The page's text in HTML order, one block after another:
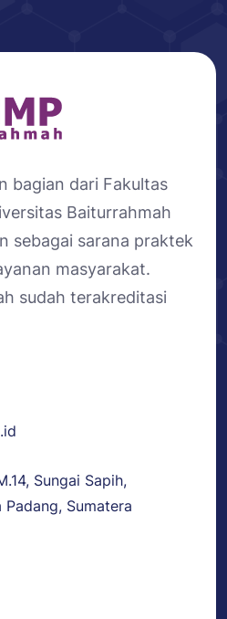
bagian dari Fakultas
Baiturrahmah
sebagai sarana praktek
masyarakat.
sudah terakreditasi
Sungai Sapih,
Padang, Sumatera